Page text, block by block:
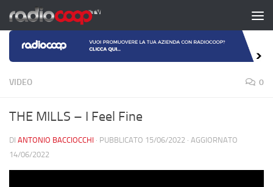
Salta al contenuto
VIDEO 0
THE MILLS – I Feel Fine
DI ANTONIO BACCIOCCHI · PUBBLICATO 15/06/2022 · AGGIORNATO
14/06/2022